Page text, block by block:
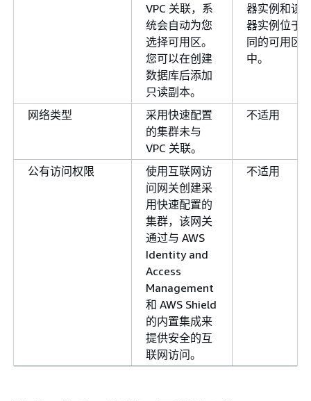
VPC 关联，系
统会自动为您
选择可用区。
您可以在创建
数据库后添加
只读副本。
器实例和读
器实例位于
同的可用区
中。
网络类型
采用快速配置
的集群未与
VPC 关联。
不适用
公有访问权限
使用互联网访
问网关创建采
用快速配置的
集群，该网关
通过与 AWS
Identity and
Access
Management
和 AWS Shield
的内置集成来
提供安全的互
联网访问。
不适用